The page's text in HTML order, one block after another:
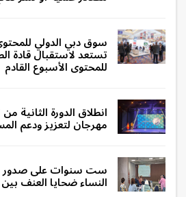
تستعد لاستقبال قادة
للمحتوى الأسبوع القادم
انطلاق الدورة الثانية
مهرجان لتعزيز ودعم
النساء ضحايا العنف